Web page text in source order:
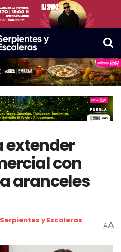
extender
con
aranceles
Serpientes y Escaleras
AA